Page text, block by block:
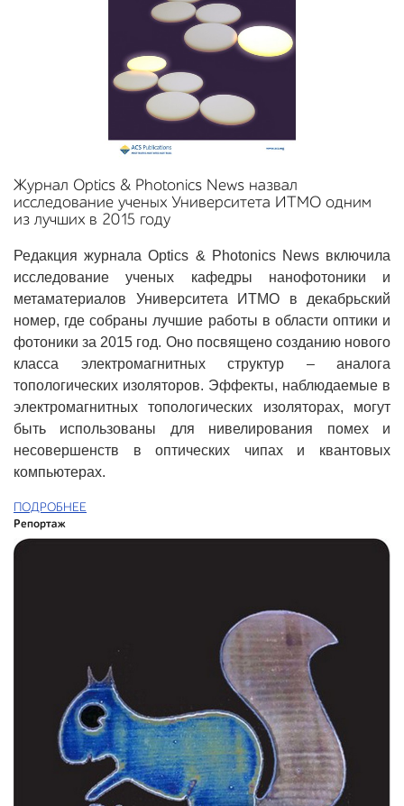
Журнал Optics & Photonics News назвал
исследование ученых Университета ИТМО одним
из лучших в 2015 году
Редакция журнала Optics & Photonics News включила
исследование ученых кафедры нанофотоники и
метаматериалов Университета ИТМО в декабрьский
номер, где собраны лучшие работы в области оптики и
фотоники за 2015 год. Оно посвящено созданию нового
класса электромагнитных структур – аналога
топологических изоляторов. Эффекты, наблюдаемые в
электромагнитных топологических изоляторах, могут
быть использованы для нивелирования помех и
несовершенств в оптических чипах и квантовых
компьютерах.
ПОДРОБНЕЕ
Репортаж